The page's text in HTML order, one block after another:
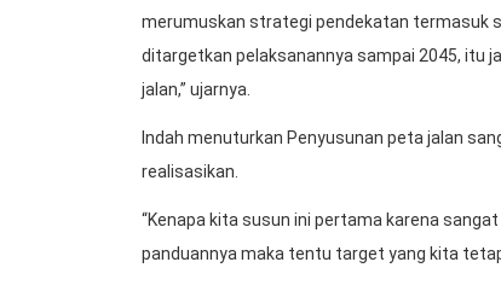
merumuskan strategi pendekatan termasuk
ditargetkan pelaksanannya sampai 2045, itu
jalan,” ujarnya.
Indah menuturkan Penyusunan peta jalan
realisasikan.
“Kenapa kita susun ini pertama karena
panduannya maka tentu target yang kita